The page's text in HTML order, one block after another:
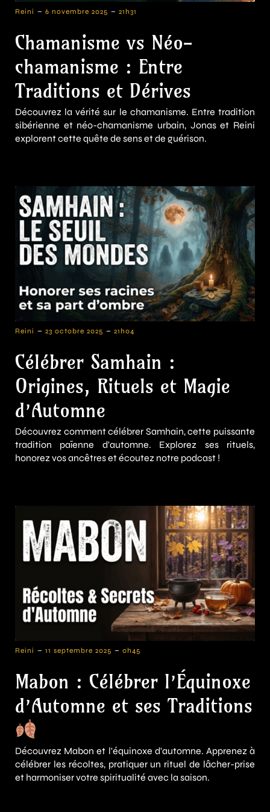
Reini - 6 novembre 2025 - 21h31
Chamanisme vs Néo-
chamanisme : Entre
Traditions et Dérives
Découvrez la vérité sur le chamanisme. Entre tradition
sibérienne et néo-chamanisme urbain, Jonas et Reini
explorent cette quête de sens et de guérison.
Reini - 23 octobre 2025 - 21h04
Célébrer Samhain :
Origines, Rituels et Magie
d’Automne
Découvrez comment célébrer Samhain, cette puissante
tradition païenne d'automne. Explorez ses rituels,
honorez vos ancêtres et écoutez notre podcast !
Reini - 11 septembre 2025 - 0h45
Mabon : Célébrer l’Équinoxe
d’Automne et ses Traditions
Découvrez Mabon et l'équinoxe d'automne. Apprenez à
célébrer les récoltes, pratiquer un rituel de lâcher-prise
et harmoniser votre spiritualité avec la saison.